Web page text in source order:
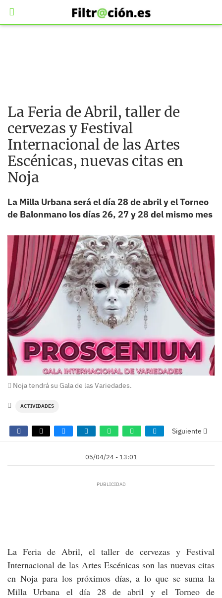
La Feria de Abril, taller de
cervezas y Festival
Internacional de las Artes
Escénicas, nuevas citas en
Noja
La Milla Urbana será el día 28 de abril y el Torneo
de Balonmano los días 26, 27 y 28 del mismo mes
Noja tendrá su Gala de las Variedades.
ACTIVIDADES
Siguiente
05/04/24 - 13:01
La Feria de Abril, el taller de cervezas y Festival
Internacional de las Artes Escénicas son las nuevas citas
en Noja para los próximos días, a lo que se suma la
Milla Urbana el día 28 de abril y el Torneo de